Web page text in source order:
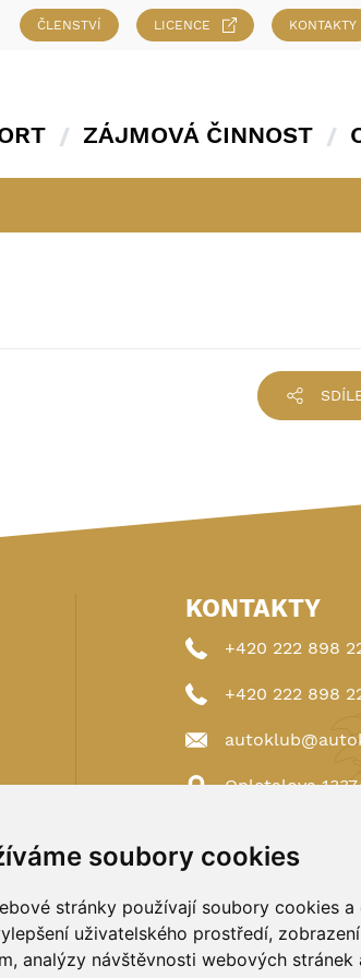
soubory cookies
stránky používají soubory cookies
uživatelského prostředí,
analýzy návštěvnosti webových
ČLENSTVÍ LICENCE KONTAKTY
ZÁJMOVÁ ČINNOST
KONTAKTY
+420 222 898
+420 222 898
Opletalova
Spravováno a